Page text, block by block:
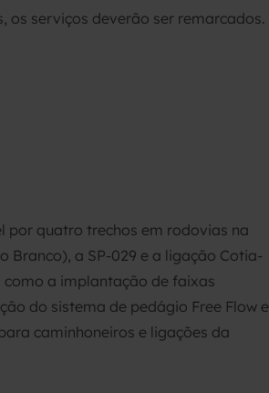
os serviços deverão ser remarcados.
por quatro trechos em rodovias na
Branco), a SP-029 e a ligação Cotia-
como a implantação de faixas
do sistema de pedágio Free Flow e
caminhoneiros e ligações da